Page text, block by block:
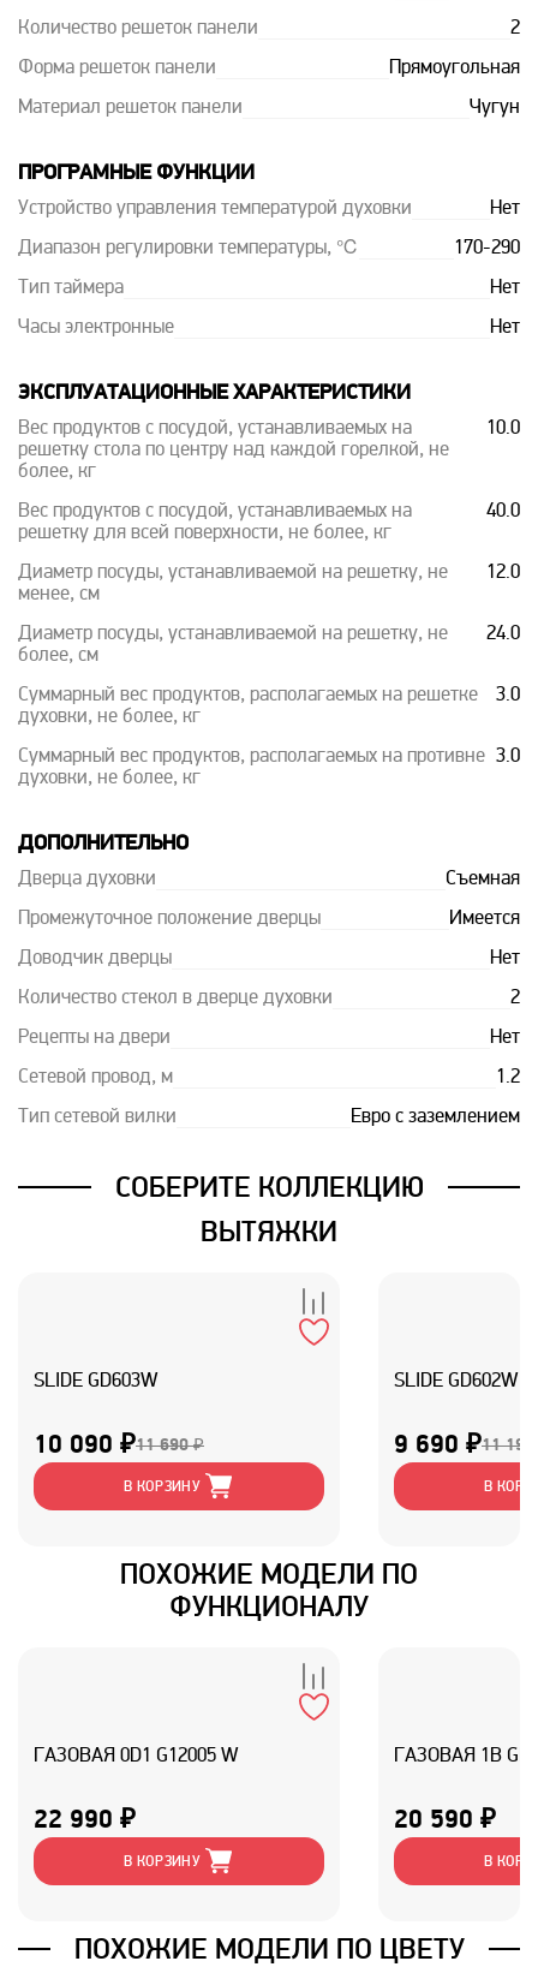
Количество решеток панели 2
Форма решеток панели Прямоугольная
Материал решеток панели Чугун
ПРОГРАМНЫЕ ФУНКЦИИ
Устройство управления температурой духовки Нет
Диапазон регулировки температуры, ℃ 170-290
Тип таймера Нет
Часы электронные Нет
ЭКСПЛУАТАЦИОННЫЕ ХАРАКТЕРИСТИКИ
Вес продуктов с посудой, устанавливаемых на
решетку стола по центру над каждой горелкой, не
более, кг
10.0
Вес продуктов с посудой, устанавливаемых на
решетку для всей поверхности, не более, кг
40.0
Диаметр посуды, устанавливаемой на решетку, не
менее, см
12.0
Диаметр посуды, устанавливаемой на решетку, не
более, см
24.0
Суммарный вес продуктов, располагаемых на решетке
духовки, не более, кг
3.0
Суммарный вес продуктов, располагаемых на противне
духовки, не более, кг
3.0
ДОПОЛНИТЕЛЬНО
Дверца духовки Съемная
Промежуточное положение дверцы Имеется
Доводчик дверцы Нет
Количество стекол в дверце духовки 2
Рецепты на двери Нет
Сетевой провод, м 1.2
Тип сетевой вилки Евро с заземлением
СОБЕРИТЕ КОЛЛЕКЦИЮ
ВЫТЯЖКИ
SLIDE GD603W
10 090 ₽11 690 ₽
В КОРЗИНУ
SLIDE GD602W
9 690 ₽11
В
ПОХОЖИЕ МОДЕЛИ ПО
ФУНКЦИОНАЛУ
ГАЗОВАЯ 0D1 G12005 W
22 990 ₽
В КОРЗИНУ
ГАЗОВАЯ 1B
20 590 ₽
В
ПОХОЖИЕ МОДЕЛИ ПО ЦВЕТУ